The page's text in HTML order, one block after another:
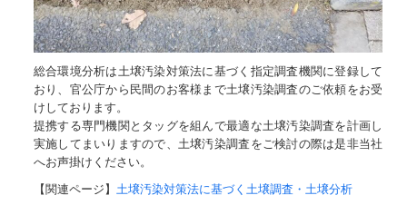
総合環境分析は土壌汚染対策法に基づく指定調査機関に登録して
おり、官公庁から民間のお客様まで土壌汚染調査のご依頼をお受
けしております。
提携する専門機関とタッグを組んで最適な土壌汚染調査を計画し
実施してまいりますので、土壌汚染調査をご検討の際は是非当社
へお声掛けください。
【関連ページ】 土壌汚染対策法に基づく土壌調査・土壌分析